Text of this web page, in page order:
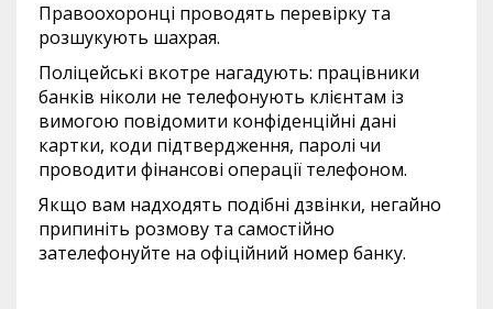
Правоохоронці проводять перевірку та
розшукують шахрая.
Поліцейські вкотре нагадують: працівники
банків ніколи не телефонують клієнтам із
вимогою повідомити конфіденційні дані
картки, коди підтвердження, паролі чи
проводити фінансові операції телефоном.
Якщо вам надходять подібні дзвінки, негайно
припиніть розмову та самостійно
зателефонуйте на офіційний номер банку.